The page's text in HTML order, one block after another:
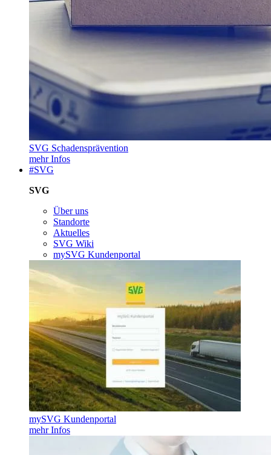
SVG Schadensprävention
mehr Infos
#SVG
SVG
Über uns
Standorte
Aktuelles
SVG Wiki
mySVG Kundenportal
mySVG Kundenportal
mehr Infos